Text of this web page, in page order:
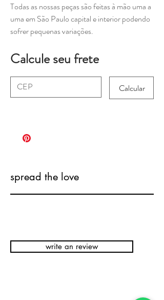
Todas as nossas peças são feitas à mão uma a
uma em São Paulo capital e interior podendo
sofrer pequenas variações.
Calcule seu frete
Calcular
spread the love
write an review